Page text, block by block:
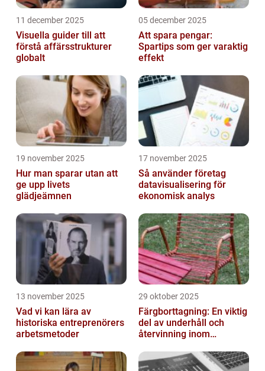
11 december 2025
Visuella guider till att
förstå affärsstrukturer
globalt
05 december 2025
Att spara pengar:
Spartips som ger varaktig
effekt
19 november 2025
Hur man sparar utan att
ge upp livets
glädjeämnen
17 november 2025
Så använder företag
datavisualisering för
ekonomisk analys
13 november 2025
Vad vi kan lära av
historiska entreprenörers
arbetsmetoder
29 oktober 2025
Färgborttagning: En viktig
del av underhåll och
återvinning inom